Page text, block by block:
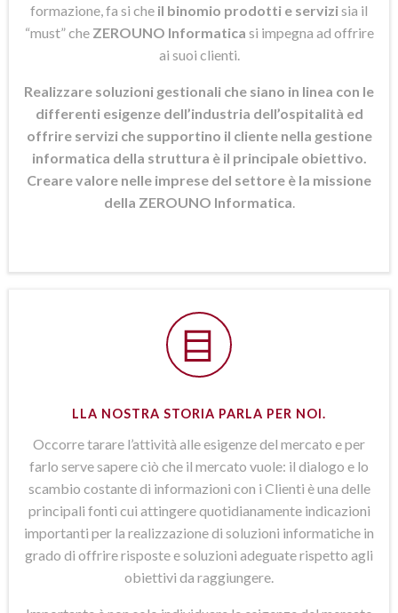
formazione, fa si che il binomio prodotti e servizisia il
“must” che ZEROUNO Informatica si impegna ad offrire
ai suoi clienti.
Realizzare soluzioni gestionali che siano in linea con le
differenti esigenze dell’industria dell’ospitalità ed
offrire servizi che supportino il cliente nella gestione
informatica della struttura è il principale obiettivo.
Creare valore nelle imprese del settore è la missione
della ZEROUNO Informatica
LLA NOSTRA STORIA PARLA PER NOI.
Occorre tarare l’attività alle esigenze del mercato e per
farlo serve sapere ciò che il mercato vuole: il dialogo e lo
scambio costante di informazioni con i Clienti è una delle
principali fonti cui attingere quotidianamente indicazioni
importanti per la realizzazione di soluzioni informatiche in
grado di offrire risposte e soluzioni adeguate rispetto agli
obiettivi da raggiungere.